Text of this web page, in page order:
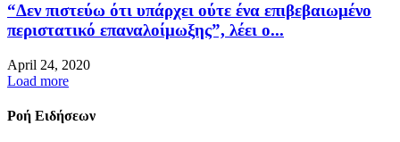
“Δεν πιστεύω ότι υπάρχει ούτε ένα επιβεβαιωμένο
περιστατικό επαναλοίμωξης”, λέει ο...
April 24, 2020
Load more
Ροή Ειδήσεων